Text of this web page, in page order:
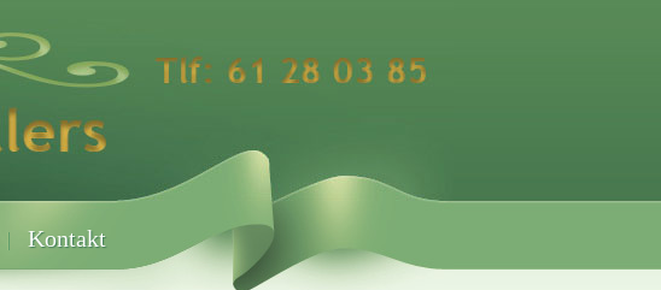
Kontakt